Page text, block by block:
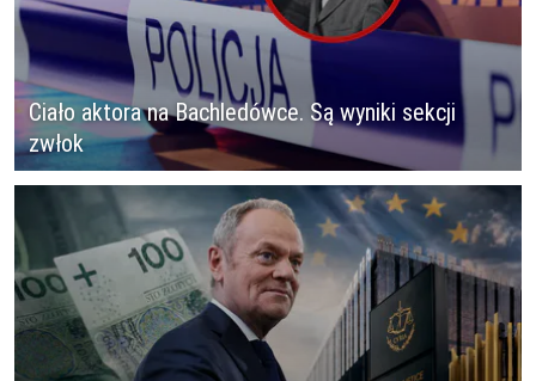
Ciało aktora na Bachledówce. Są wyniki sekcji
zwłok